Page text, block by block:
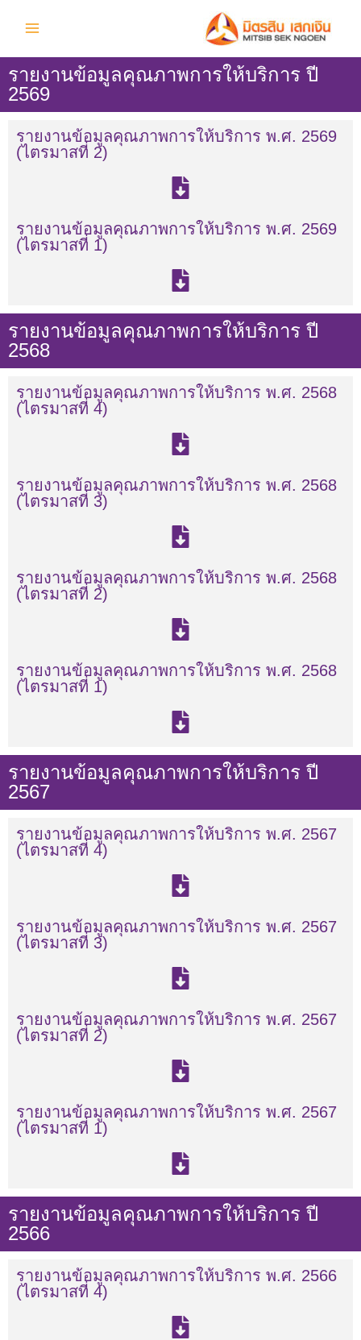
รายงานข้อมูลคุณภาพการให้บริการ ปี
2569
รายงานข้อมูลคุณภาพการให้บริการ พ.ศ. 2569
(ไตรมาสที่ 2)
รายงานข้อมูลคุณภาพการให้บริการ พ.ศ. 2569
(ไตรมาสที่ 1)
รายงานข้อมูลคุณภาพการให้บริการ ปี
2568
รายงานข้อมูลคุณภาพการให้บริการ พ.ศ. 2568
(ไตรมาสที่ 4)
รายงานข้อมูลคุณภาพการให้บริการ พ.ศ. 2568
(ไตรมาสที่ 3)
รายงานข้อมูลคุณภาพการให้บริการ พ.ศ. 2568
(ไตรมาสที่ 2)
รายงานข้อมูลคุณภาพการให้บริการ พ.ศ. 2568
(ไตรมาสที่ 1)
รายงานข้อมูลคุณภาพการให้บริการ ปี
2567
รายงานข้อมูลคุณภาพการให้บริการ พ.ศ. 2567
(ไตรมาสที่ 4)
รายงานข้อมูลคุณภาพการให้บริการ พ.ศ. 2567
(ไตรมาสที่ 3)
รายงานข้อมูลคุณภาพการให้บริการ พ.ศ. 2567
(ไตรมาสที่ 2)
รายงานข้อมูลคุณภาพการให้บริการ พ.ศ. 2567
(ไตรมาสที่ 1)
รายงานข้อมูลคุณภาพการให้บริการ ปี
2566
รายงานข้อมูลคุณภาพการให้บริการ พ.ศ. 2566
(ไตรมาสที่ 4)